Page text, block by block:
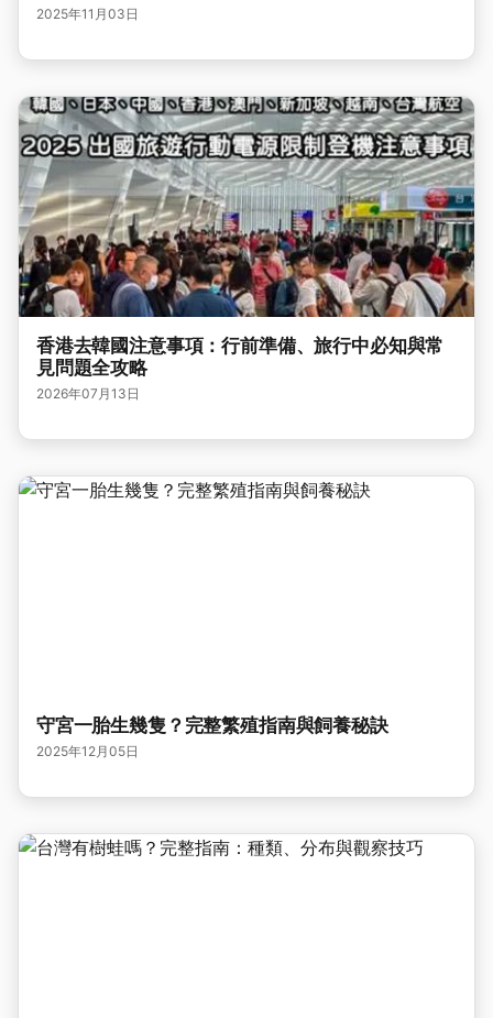
2025年11月03日
香港去韓國注意事項：行前準備、旅行中必知與常
見問題全攻略
2026年07月13日
守宮一胎生幾隻？完整繁殖指南與飼養秘訣
2025年12月05日